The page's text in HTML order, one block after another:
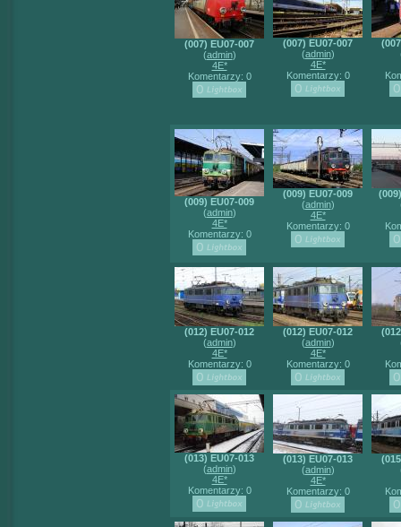
(007) EU07-007
(admin)
4E*
Komentarzy: 0
(007) EU07-007
(admin)
4E*
Komentarzy: 0
(009) EU07-009
(admin)
4E*
Komentarzy: 0
(009) EU07-009
(admin)
4E*
Komentarzy: 0
(012) EU07-012
(admin)
4E*
Komentarzy: 0
(012) EU07-012
(admin)
4E*
Komentarzy: 0
(013) EU07-013
(admin)
4E*
Komentarzy: 0
(013) EU07-013
(admin)
4E*
Komentarzy: 0